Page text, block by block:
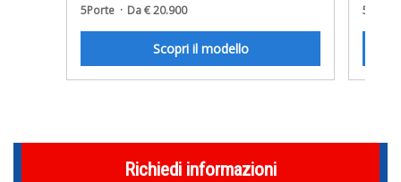
5Porte Da € 20.900
Scopri il modello
5Porte
Richiedi informazioni